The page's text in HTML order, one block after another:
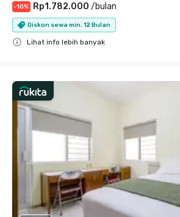
-10% Rp1.782.000 /bulan
Diskon sewa min. 12 Bulan
Lihat info lebih banyak